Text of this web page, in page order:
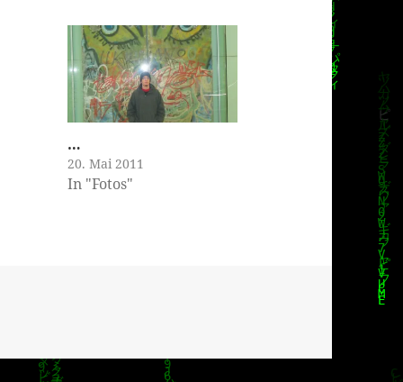
…
20. Mai 2011
In "Fotos"